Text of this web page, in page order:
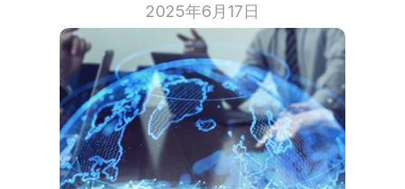
2025年6月17日